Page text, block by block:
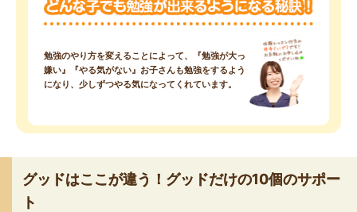
勉強のやり方を変えることによって、『勉強が大っ
嫌い』『やる気がない』お子さんも勉強をするよう
になり、少しずつやる気になってくれています。
グッドはここが違う！グッドだけの10個のサポー
ト